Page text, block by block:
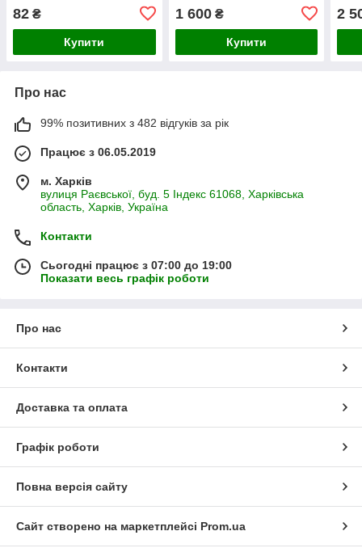
82 ₴
Купити
1 600₴
Купити
2
Про нас
99% позитивних з 482 відгуків за рік
Працює з 06.05.2019
м. Харків
вулиця Раєвської, буд. 5 Індекс 61068, Харківська
область, Харків, Україна
Контакти
Сьогодні працює з 07:00 до 19:00
Показати весь графік роботи
Про нас
Контакти
Доставка та оплата
Графік роботи
Повна версія сайту
Сайт створено на маркетплейсі Prom.ua